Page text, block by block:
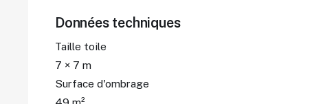
Données techniques
Taille toile
7 × 7 m
Surface d'ombrage